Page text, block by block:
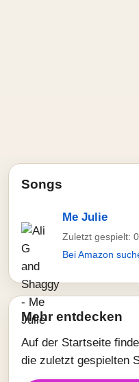
Songs
Me Julie
Zuletzt gespielt:
Bei Amazon
Mehr entdecken
Auf der Startseite
die zuletzt gespielten